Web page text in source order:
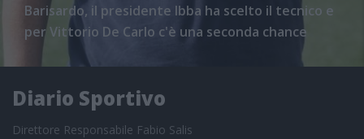
Barisardo, il presidente Ibba ha scelto il tecnico e
per Vittorio De Carlo c'è una seconda chance
Diario Sportivo
Direttore Responsabile Fabio Salis